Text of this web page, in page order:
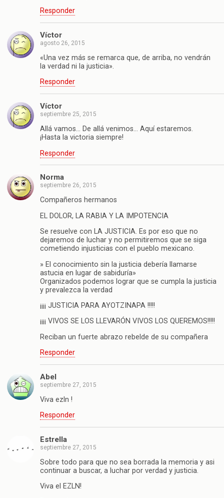
Responder
Víctor
agosto 26, 2015
«Una vez más se remarca que, de arriba, no vendrán
la verdad ni la justicia».
Responder
Víctor
septiembre 25, 2015
Allá vamos… De allá venimos… Aquí estaremos.
¡Hasta la victoria siempre!
Responder
Norma
septiembre 26, 2015
Compañeros hermanos
EL DOLOR, LA RABIA Y LA IMPOTENCIA
Se resuelve con LA JUSTICIA. Es por eso que no
dejaremos de luchar y no permitiremos que se siga
cometiendo injusticias con el pueblo mexicano.
» El conocimiento sin la justicia debería llamarse
astucia en lugar de sabiduría»
Organizados podemos lograr que se cumpla la justicia
y prevalezca la verdad
¡¡¡¡ JUSTICIA PARA AYOTZINAPA !!!!!
¡¡¡¡ VIVOS SE LOS LLEVARÓN VIVOS LOS QUEREMOS!!!!!
Reciban un fuerte abrazo rebelde de su compañera
Responder
Abel
septiembre 27, 2015
Viva ezln !
Responder
Estrella
septiembre 27, 2015
Sobre todo para que no sea borrada la memoria y asi
continuar a buscar, a luchar por verdad y justicia.
Viva el EZLN!